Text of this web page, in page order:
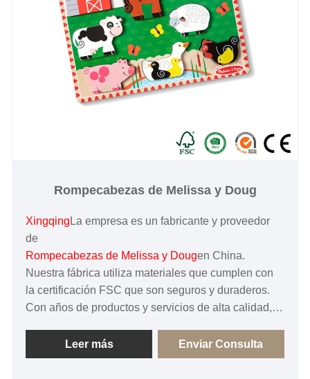
Rompecabezas de Melissa y Doug
XingqingLa empresa es un fabricante y proveedor
de
Rompecabezas de Melissa y Dougen China.
Nuestra fábrica utiliza materiales que cumplen con
la certificación FSC que son seguros y duraderos.
Con años de productos y servicios de alta calidad,
nacionales y extranjeros, es el proveedor preferido
de muchas grandes marcas en China.
Leer más Enviar Consulta